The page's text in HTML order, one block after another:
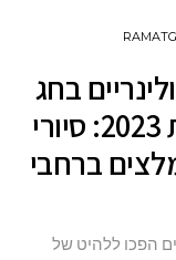
השבועות
2023:
סיורי
ברחבי
בחג
השבועות 2023: סיורי
ברחבי
הפכו ללהיט של